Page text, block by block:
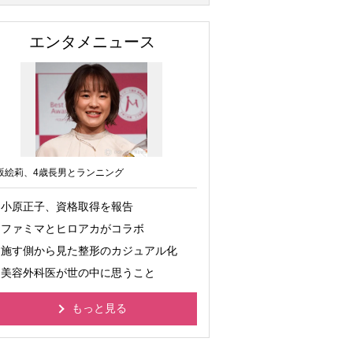
エンタメニュース
絵莉、4歳長男とランニング
小原正子、資格取得を報告
ファミマとヒロアカがコラボ
施す側から見た整形のカジュアル化
美容外科医が世の中に思うこと
もっと見る